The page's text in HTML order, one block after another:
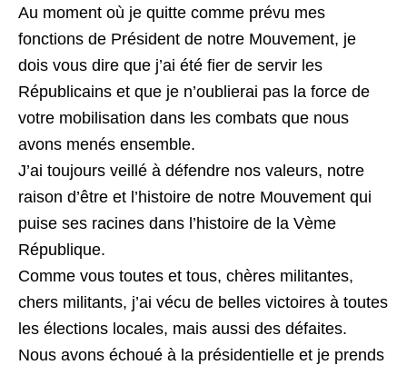
Au moment où je quitte comme prévu mes
fonctions de Président de notre Mouvement, je
dois vous dire que j’ai été fier de servir les
Républicains et que je n’oublierai pas la force de
votre mobilisation dans les combats que nous
avons menés ensemble.
J’ai toujours veillé à défendre nos valeurs, notre
raison d’être et l’histoire de notre Mouvement qui
puise ses racines dans l’histoire de la Vème
République.
Comme vous toutes et tous, chères militantes,
chers militants, j’ai vécu de belles victoires à toutes
les élections locales, mais aussi des défaites.
Nous avons échoué à la présidentielle et je prends